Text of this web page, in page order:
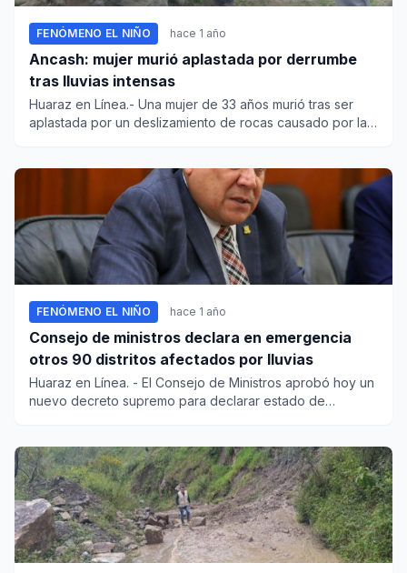
FENÓMENO EL NIÑO hace 1 año
Ancash: mujer murió aplastada por derrumbe
tras lluvias intensas
Huaraz en Línea.- Una mujer de 33 años murió tras ser
aplastada por un deslizamiento de rocas causado por las
FENÓMENO EL NIÑO hace 1 año
Consejo de ministros declara en emergencia
otros 90 distritos afectados por lluvias
Huaraz en Línea. - El Consejo de Ministros aprobó hoy un
nuevo decreto supremo para declarar estado de